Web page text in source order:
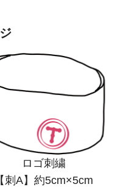
ロゴ刺繍
刺A】約5cm×5cm